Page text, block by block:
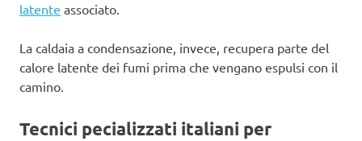
latente associato.
La caldaia a condensazione, invece, recupera parte del
calore latente dei fumi prima che vengano espulsi con il
camino.
Tecnici pecializzati italiani per